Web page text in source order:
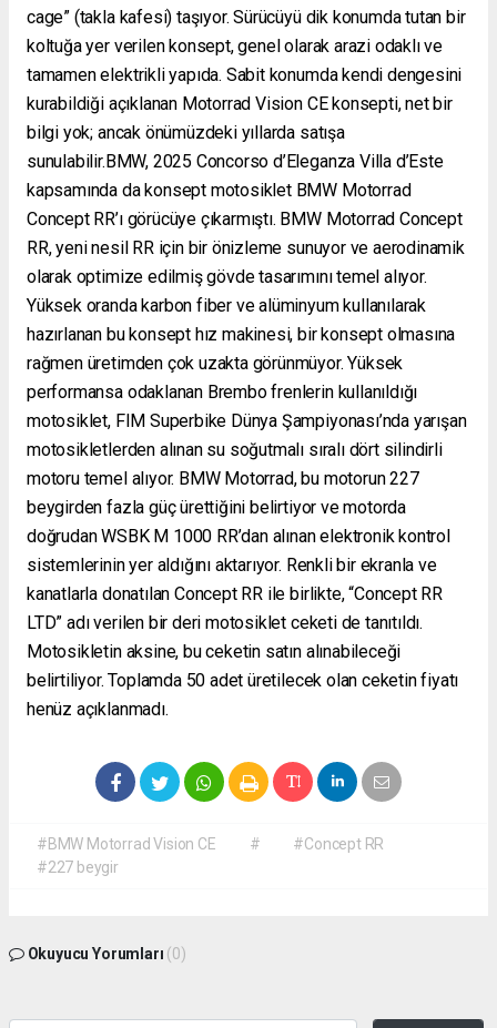
cage” (takla kafesi) taşıyor. Sürücüyü dik konumda tutan bir
koltuğa yer verilen konsept, genel olarak arazi odaklı ve
tamamen elektrikli yapıda. Sabit konumda kendi dengesini
kurabildiği açıklanan Motorrad Vision CE konsepti, net bir
bilgi yok; ancak önümüzdeki yıllarda satışa
sunulabilir.BMW, 2025 Concorso d’Eleganza Villa d’Este
kapsamında da konsept motosiklet BMW Motorrad
Concept RR’ı görücüye çıkarmıştı. BMW Motorrad Concept
RR, yeni nesil RR için bir önizleme sunuyor ve aerodinamik
olarak optimize edilmiş gövde tasarımını temel alıyor.
Yüksek oranda karbon fiber ve alüminyum kullanılarak
hazırlanan bu konsept hız makinesi, bir konsept olmasına
rağmen üretimden çok uzakta görünmüyor. Yüksek
performansa odaklanan Brembo frenlerin kullanıldığı
motosiklet, FIM Superbike Dünya Şampiyonası’nda yarışan
motosikletlerden alınan su soğutmalı sıralı dört silindirli
motoru temel alıyor. BMW Motorrad, bu motorun 227
beygirden fazla güç ürettiğini belirtiyor ve motorda
doğrudan WSBK M 1000 RR’dan alınan elektronik kontrol
sistemlerinin yer aldığını aktarıyor. Renkli bir ekranla ve
kanatlarla donatılan Concept RR ile birlikte, “Concept RR
LTD” adı verilen bir deri motosiklet ceketi de tanıtıldı.
Motosikletin aksine, bu ceketin satın alınabileceği
belirtiliyor. Toplamda 50 adet üretilecek olan ceketin fiyatı
henüz açıklanmadı.
#BMW Motorrad Vision CE #
#Concept RR
#227 beygir
Okuyucu Yorumları (0)